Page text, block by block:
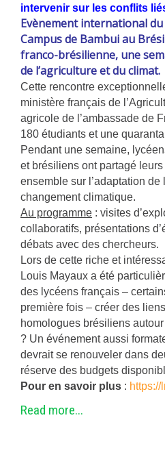
HDR
THESES
WORKING PAPERS
THEMATIC NOTES
FOR THE PUBLIC
intervenir sur les conflits
Evènement international
Campus de Bambui au
franco-brésilienne, une
de l’agriculture et du climat.
Cette rencontre
ministère français de
agricole de l’ambassade de
180 étudiants et une
Pendant une semaine,
et brésiliens ont partagé
ensemble sur l’adaptation de
changement climatique.
Au programme : visites
collaboratifs, présentations
débats avec des chercheurs.
Lors de cette riche et
Louis Mayaux a été
des lycéens français –
première fois – créer des
homologues brésiliens
? Un événement aussi
devrait se renouveler dans
réserve des budgets
Pour en savoir plus :
Read more...